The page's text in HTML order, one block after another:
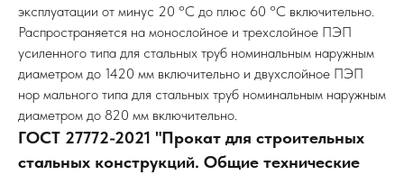
эксплуатации от минус 20 °С до плюс 60 °С включительно.
Распространяется на монослойное и трехслойное ПЭП
усиленного типа для стальных труб номинальным наружным
диаметром до 1420 мм включительно и двухслойное ПЭП
нор мального типа для стальных труб номинальным наружным
диаметром до 820 мм включительно.
ГОСТ 27772-2021 "Прокат для строительных
стальных конструкций. Общие технические